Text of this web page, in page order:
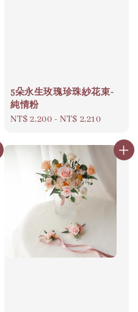
5朵永生玫瑰珍珠紗花束-
純情粉
Regular
NT$ 2,200 -NT$ 2,210